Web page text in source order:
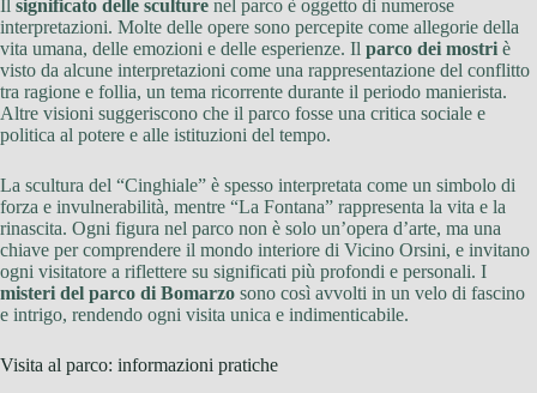
Il significato delle sculture nel parco è oggetto di numerose
interpretazioni. Molte delle opere sono percepite come allegorie della
vita umana, delle emozioni e delle esperienze. Il parco dei mostri è
visto da alcune interpretazioni come una rappresentazione del conflitto
tra ragione e follia, un tema ricorrente durante il periodo manierista.
Altre visioni suggeriscono che il parco fosse una critica sociale e
politica al potere e alle istituzioni del tempo.
La scultura del “Cinghiale” è spesso interpretata come un simbolo di
forza e invulnerabilità, mentre “La Fontana” rappresenta la vita e la
rinascita. Ogni figura nel parco non è solo un’opera d’arte, ma una
chiave per comprendere il mondo interiore di Vicino Orsini, e invitano
ogni visitatore a riflettere su significati più profondi e personali. I
misteri del parco di Bomarzo sono così avvolti in un velo di fascino
e intrigo, rendendo ogni visita unica e indimenticabile.
Visita al parco: informazioni pratiche